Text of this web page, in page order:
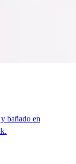
bañado en